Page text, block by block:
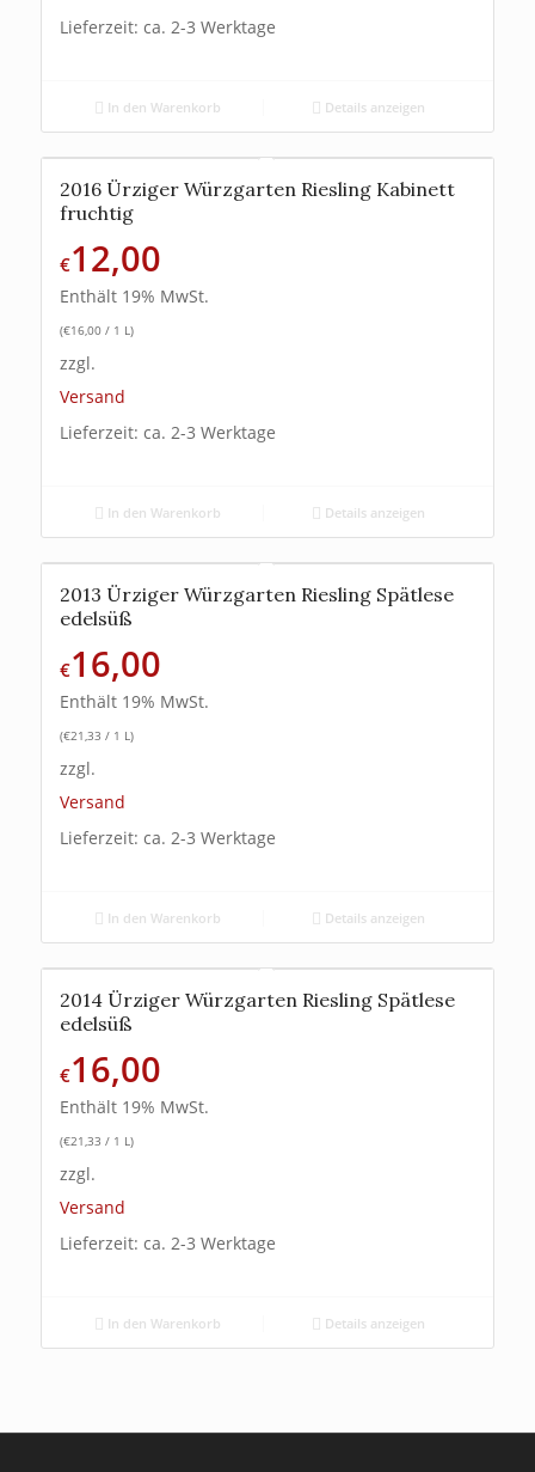
Lieferzeit: ca. 2-3 Werktage
In den Warenkorb Details anzeigen
2016 Ürziger Würzgarten Riesling Kabinett
fruchtig
€12,00
Enthält 19% MwSt.
(€16,00/ 1 L)
zzgl.
Versand
Lieferzeit: ca. 2-3 Werktage
In den Warenkorb Details anzeigen
2013 Ürziger Würzgarten Riesling Spätlese
edelsüß
€16,00
Enthält 19% MwSt.
(€21,33 / 1 L)
zzgl.
Versand
Lieferzeit: ca. 2-3 Werktage
In den Warenkorb Details anzeigen
2014 Ürziger Würzgarten Riesling Spätlese
edelsüß
€16,00
Enthält 19% MwSt.
(€21,33 / 1 L)
zzgl.
Versand
Lieferzeit: ca. 2-3 Werktage
In den Warenkorb Details anzeigen